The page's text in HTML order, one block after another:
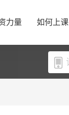
力量 如何上课